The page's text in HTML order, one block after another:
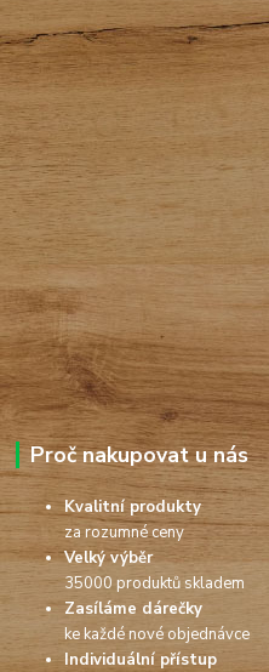
Proč nakupovat u nás
Kvalitní produkty
za rozumné ceny
Velký výběr
35000 produktů skladem
Zasíláme dárečky
ke každé nové objednávce
Individuální přístup